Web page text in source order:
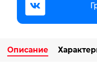
Описание